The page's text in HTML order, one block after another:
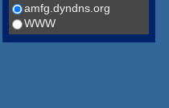
amfg.dyndns.org
WWW